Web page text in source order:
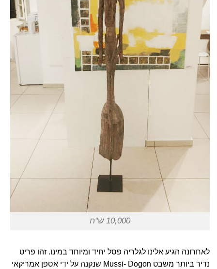
10,000 ש"ח
לאחרונה הגיע אלינו לגלריה פסל יחיד ומיוחד במינו. זהו פריט
נדיר ביותר משבט
שנקנה על ידי אספן אמריקאי